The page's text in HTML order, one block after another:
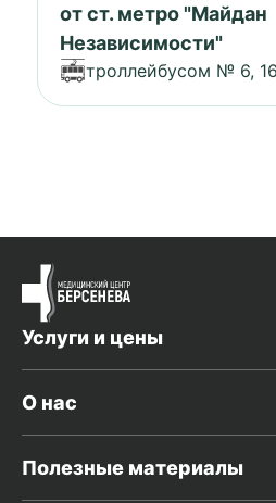
от ст. метро "Майдан
Независимости"
троллейбусом № 6,
Услуги и цены
О нас
Полезные материалы